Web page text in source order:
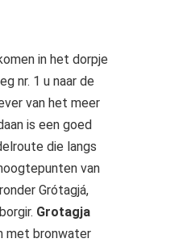
in het dorpje
nr. 1 u naar de
van het meer
is een goed
die langs
van
Grótagjá,
Grotagja
met bronwater